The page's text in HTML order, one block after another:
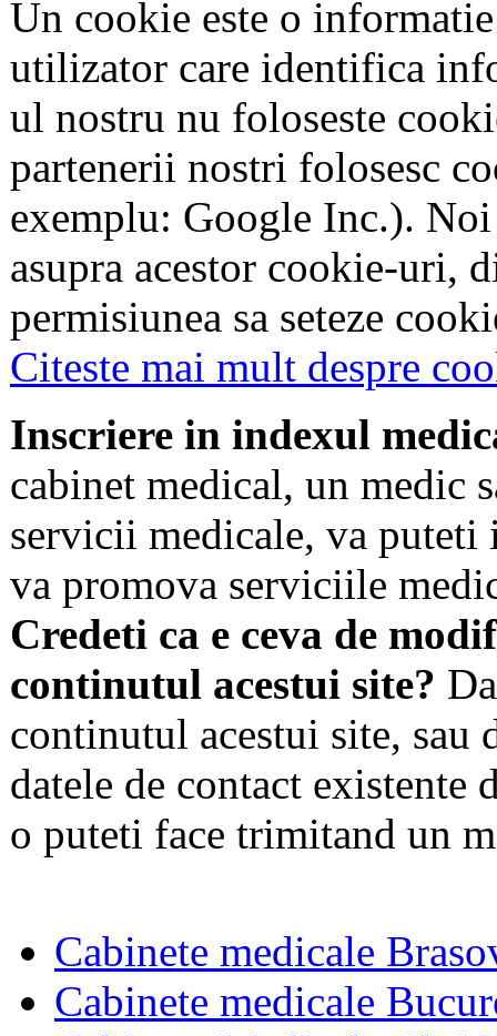
Un cookie este o
utilizator care identifica
ul nostru nu foloseste
partenerii nostri folosesc
exemplu: Google Inc.).
asupra acestor cookie-uri,
permisiunea sa seteze
Citeste mai mult despre
Inscriere in indexul
cabinet medical, un medic
servicii medicale, va puteti
va promova serviciile
Credeti ca e ceva de
continutul acestui site?
continutul acestui site, sau
datele de contact existente
o puteti face trimitand un
Cabinete medicale
Cabinete medicale